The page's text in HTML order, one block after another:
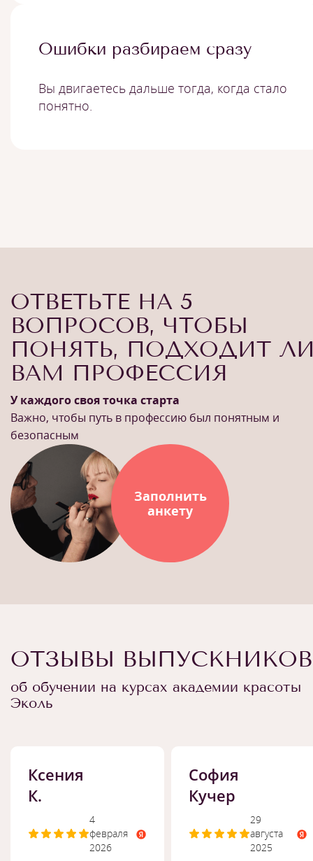
Ошибки разбираем сразу
Вы двигаетесь дальше тогда, когда стало
понятно.
ОТВЕТЬТЕ НА 5
ВОПРОСОВ, ЧТОБЫ
ПОНЯТЬ, ПОДХОДИТ
ВАМ ПРОФЕССИЯ
У каждого своя точка старта
Важно, чтобы путь в профессию был понятным и
безопасным
Заполнить
анкету
ОТЗЫВЫ ВЫПУСКНИКОВ
об обучении на курсах академии красоты
Эколь
Ксения
К.
4
февраля
2026
София
Кучер
29
августа
2025